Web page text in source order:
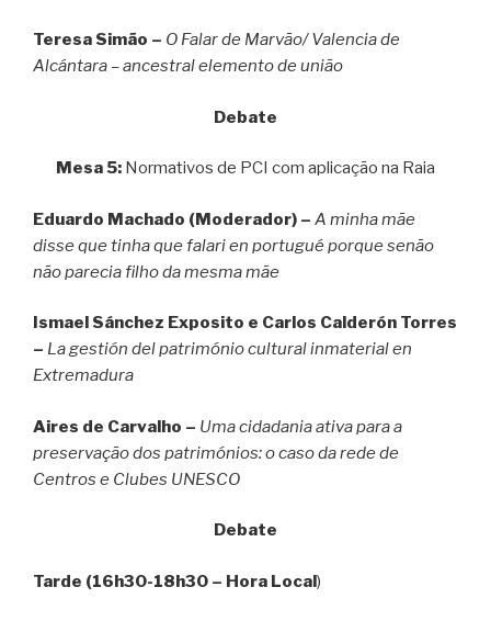
Teresa Simão – O Falar de Marvão/ Valencia de
Alcántara – ancestral elemento de união
Debate
Mesa 5: Normativos de PCI com aplicação na Raia
Eduardo Machado (Moderador) – A minha mãe
disse que tinha que falari en portugué porque senão
não parecia filho da mesma mãe
Ismael Sánchez Exposito e Carlos Calderón Torres
– La gestión del património cultural inmaterial en
Extremadura
Aires de Carvalho – Uma cidadania ativa para a
preservação dos patrimónios: o caso da rede de
Centros e Clubes UNESCO
Debate
Tarde (16h30-18h30 – Hora Local)